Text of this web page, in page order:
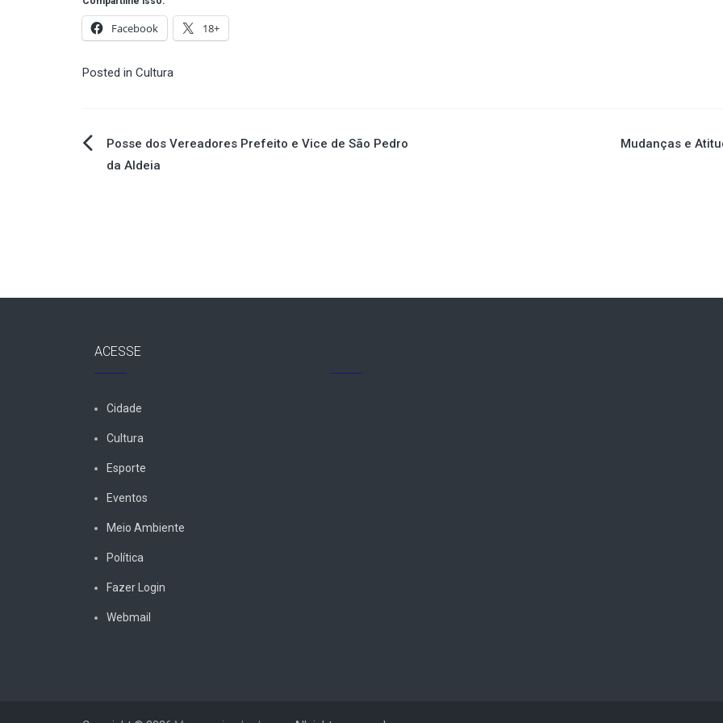
Facebook 18+
Posted in Cultura
Navegação
Posse dos Vereadores Prefeito e Vice de São Pedro
da Aldeia
Mudanças e
ACESSE
Cidade
Cultura
Esporte
Eventos
Meio Ambiente
Política
Fazer Login
Webmail